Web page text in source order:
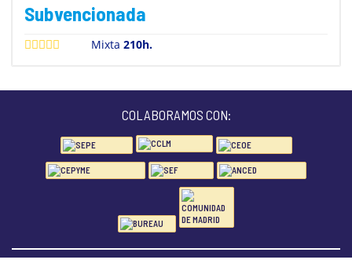
Subvencionada
Mixta210h.
COLABORAMOS CON: